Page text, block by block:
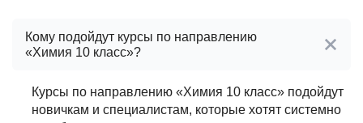
Кому подойдут курсы по направлению
«Химия 10 класс»?
Курсы по направлению «Химия 10 класс» подойдут
новичкам и специалистам, которые хотят системно